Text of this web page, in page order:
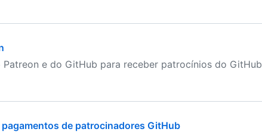
e do GitHub para receber patrocínios do GitHub
de patrocinadores GitHub